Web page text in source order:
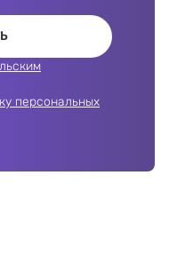
персональных